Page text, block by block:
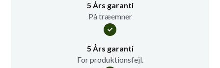
5 Års garanti
På træemner
5 Års garanti
For produktionsfejl.